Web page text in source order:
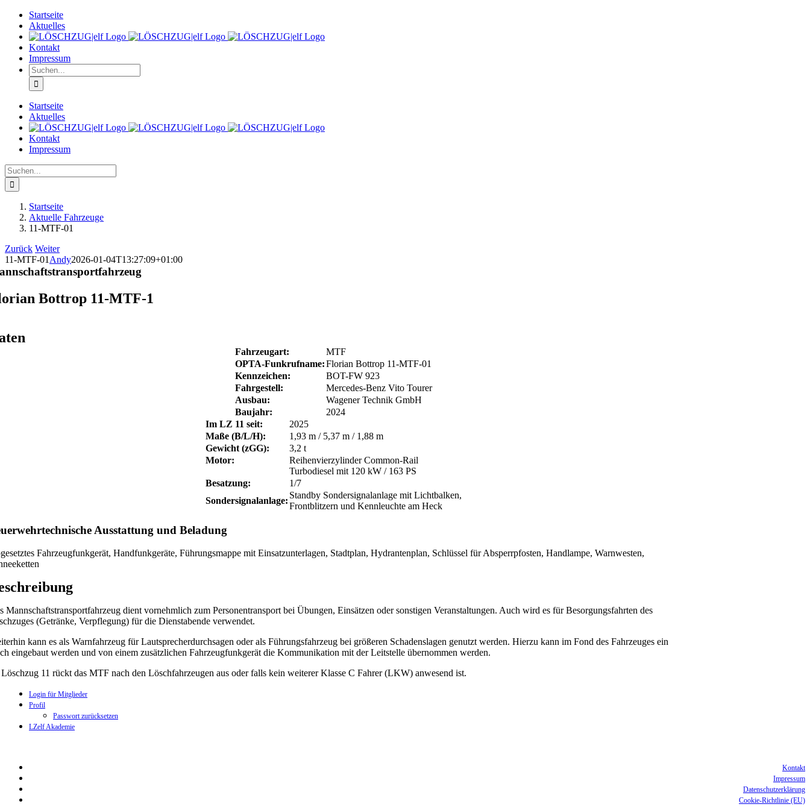
Zum
Inhalt
springen
Startseite
Aktuelles
Kontakt
Impressum
Suche
nach:
Startseite
Aktuelles
Kontakt
Impressum
Suche
nach:
Startseite
Aktuelle Fahrzeuge
11-MTF-01
Zurück Weiter
11-MTF-01 Andy2026-01-04T13:27:09+01:00
Bottrop 11-MTF-1
Fahrzeugart:
MTF
OPTA-Funkrufname:Florian Bottrop 11-MTF-01
Kennzeichen:
BOT-FW 923
Fahrgestell:
Mercedes-Benz Vito Tourer
Ausbau:
Wagener Technik GmbH
Baujahr:
2024
Im LZ 11 seit:
2025
Maße (B/L/H):
1,93 m / 5,37 m / 1,88 m
Gewicht (zGG):
3,2 t
Motor:
Reihenvierzylinder Common-Rail
Turbodiesel mit 120 kW / 163 PS
Besatzung:
1/7
Sondersignalanlage:
Standby Sondersignalanlage mit Lichtbalken,
Frontblitzern und Kennleuchte am Heck
Ausstattung und Beladung
Fahrzeugfunkgerät, Handfunkgeräte, Führungsmappe mit Einsatzunterlagen, Stadtplan, Hydrantenplan, Schlüssel für Absperrpfosten, Handlampe, Warnwesten,
Mannschaftstransportfahrzeug dient vornehmlich zum Personentransport bei Übungen, Einsätzen oder sonstigen Veranstaltungen. Auch wird es für Besorgungsfahrten des
(Getränke, Verpflegung) für die Dienstabende verwendet.
kann es als Warnfahrzeug für Lautsprecherdurchsagen oder als Führungsfahrzeug bei größeren Schadenslagen genutzt werden. Hierzu kann im Fond des Fahrzeuges ein
eingebaut werden und von einem zusätzlichen Fahrzeugfunkgerät die Kommunikation mit der Leitstelle übernommen werden.
11 rückt das MTF nach den Löschfahrzeugen aus oder falls kein weiterer Klasse C Fahrer (LKW) anwesend ist.
Login für Mitglieder
Profil
Passwort zurücksetzen
LZelf Akademie
Kontakt
Impressum
Datenschutzerklärung
Cookie-Richtlinie (EU)